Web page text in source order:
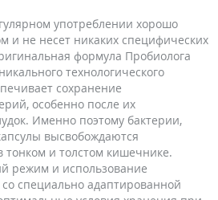
употреблении хорошо
и не несет никаких специфических
формула Пробиолога
технологического
сохранение
особенно после их
Именно поэтому бактерии,
высвобождаются
и толстом кишечнике.
режим и использование
специально адаптированной